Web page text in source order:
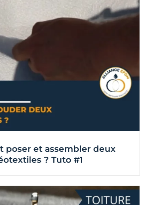
poser et assembler deux
? Tuto #1